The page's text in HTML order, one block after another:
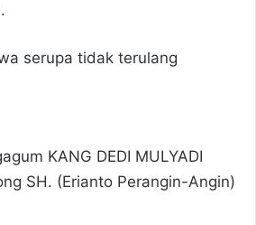
serupa tidak terulang
KANG DEDI MULYADI
SH. (Erianto Perangin-Angin)